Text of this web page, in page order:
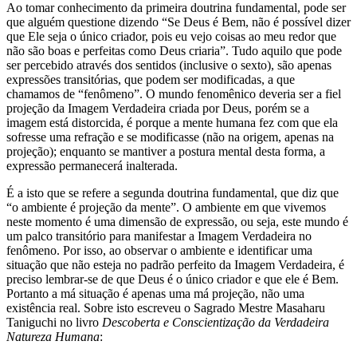
Ao tomar conhecimento da primeira doutrina fundamental, pode ser
que alguém questione dizendo “Se Deus é Bem, não é possível dizer
que Ele seja o único criador, pois eu vejo coisas ao meu redor que
não são boas e perfeitas como Deus criaria”. Tudo aquilo que pode
ser percebido através dos sentidos (inclusive o sexto), são apenas
expressões transitórias, que podem ser modificadas, a que
chamamos de “fenômeno”. O mundo fenomênico deveria ser a fiel
projeção da Imagem Verdadeira criada por Deus, porém se a
imagem está distorcida, é porque a mente humana fez com que ela
sofresse uma refração e se modificasse (não na origem, apenas na
projeção); enquanto se mantiver a postura mental desta forma, a
expressão permanecerá inalterada.
É a isto que se refere a segunda doutrina fundamental, que diz que
“o ambiente é projeção da mente”. O ambiente em que vivemos
neste momento é uma dimensão de expressão, ou seja, este mundo é
um palco transitório para manifestar a Imagem Verdadeira no
fenômeno. Por isso, ao observar o ambiente e identificar uma
situação que não esteja no padrão perfeito da Imagem Verdadeira, é
preciso lembrar-se de que Deus é o único criador e que ele é Bem.
Portanto a má situação é apenas uma má projeção, não uma
existência real. Sobre isto escreveu o Sagrado Mestre Masaharu
Taniguchi no livro Descoberta e Conscientização da Verdadeira
Natureza Humana: